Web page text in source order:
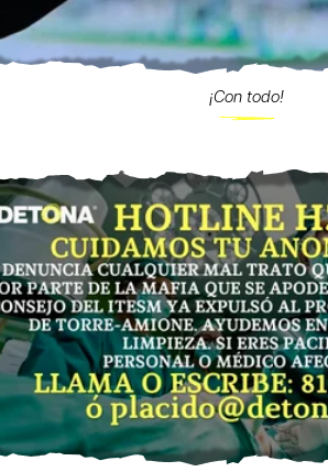
¡Con todo!